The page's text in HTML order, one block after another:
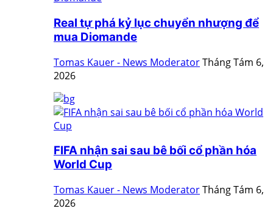
Real tự phá kỷ lục chuyển nhượng để
mua Diomande
Tomas Kauer - News ModeratorTháng Tám 6,
2026
FIFA nhận sai sau bê bối cổ phần hóa
World Cup
Tomas Kauer - News ModeratorTháng Tám 6,
2026